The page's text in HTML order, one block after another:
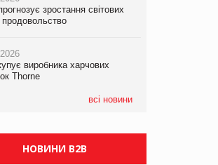
зростання світових
продовольство
виробника харчових
Thorne
всі новини
з’явилися новинки від ТМ
Master 2026
зростання світових
продовольство
виробника харчових
Thorne
НОВИНИ B2B